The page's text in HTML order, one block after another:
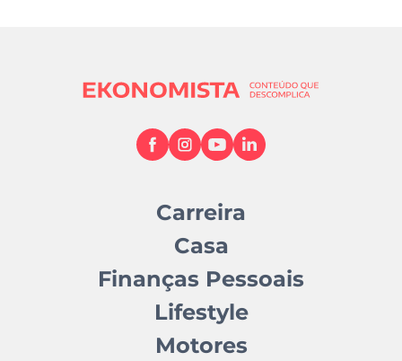
Carreira
Casa
Finanças Pessoais
Lifestyle
Motores